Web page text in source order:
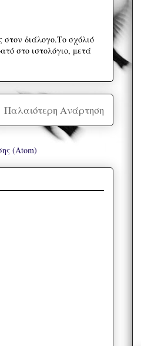
διάλογο.Το σχόλιό
στο ιστολόγιο, μετά
Παλαιότερη Ανάρτηση
(Atom)